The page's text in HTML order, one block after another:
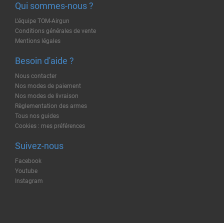
Qui sommes-nous ?
L'équipe TOM-Airgun
Conditions générales de vente
Mentions légales
Besoin d'aide ?
Nous contacter
Nos modes de paiement
Nos modes de livraison
Règlementation des armes
Tous nos guides
Cookies : mes préférences
Suivez-nous
Facebook
Youtube
Instagram